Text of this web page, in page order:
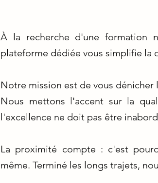
À la recherche d'une formation
plateforme dédiée vous simplifie la
Notre mission est de vous
Nous mettons l'accent sur la
l'excellence ne doit pas être
La proximité compte : c'est
même. Terminé les longs trajets,